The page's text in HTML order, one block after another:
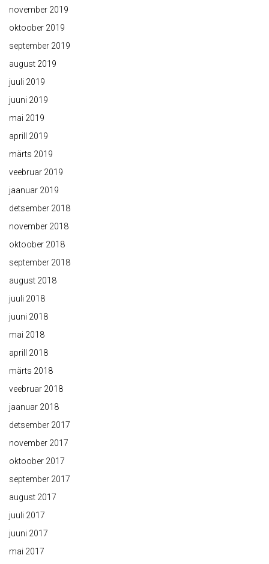
november 2019
oktoober 2019
september 2019
august 2019
juuli 2019
juuni 2019
mai 2019
aprill 2019
märts 2019
veebruar 2019
jaanuar 2019
detsember 2018
november 2018
oktoober 2018
september 2018
august 2018
juuli 2018
juuni 2018
mai 2018
aprill 2018
märts 2018
veebruar 2018
jaanuar 2018
detsember 2017
november 2017
oktoober 2017
september 2017
august 2017
juuli 2017
juuni 2017
mai 2017